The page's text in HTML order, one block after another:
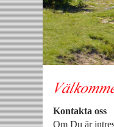
Kontakta oss
Om Du är